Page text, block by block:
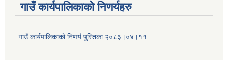
गाउँ कार्यपालिकाकाे निणर्यहरु
गाउँ कार्यपालिकाको निणर्य पुस्तिका २०८३।०४।११